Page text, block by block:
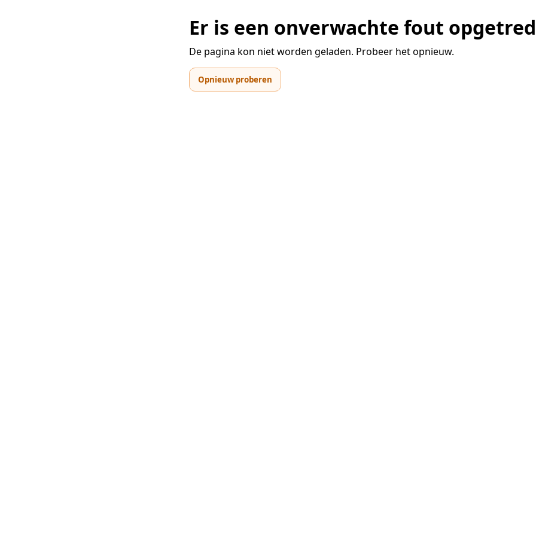
Er is een onverwachte fout
De pagina kon niet worden geladen. Probeer het opnieuw.
Opnieuw proberen